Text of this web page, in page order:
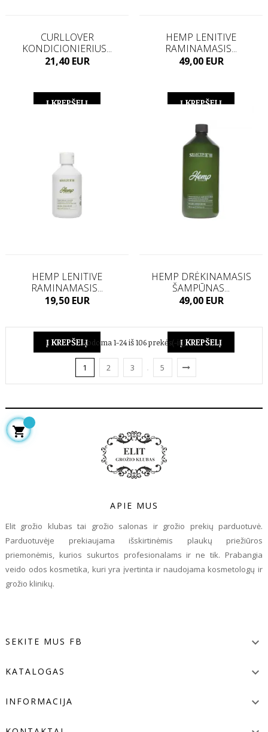
CURLLOVER
KONDICIONIERIUS...
Kaina
21,40 EUR
Į KREPŠELĮ
HEMP LENITIVE
RAMINAMASIS...
Kaina
49,00 EUR
Į KREPŠELĮ
HEMP LENITIVE
RAMINAMASIS...
Kaina
19,50 EUR
Į KREPŠELĮ
HEMP DRĖKINAMASIS
ŠAMPŪNAS...
Kaina
49,00 EUR
Į KREPŠELĮ
Rodoma 1-24 iš 106 prekės(-ių)
1 2 3 5
APIE MUS
Elit grožio klubas tai grožio salonas ir grožio prekių parduotuvė.
Parduotuvėje prekiaujama išskirtinėmis plaukų priežiūros
priemonėmis, kurios sukurtos profesionalams ir ne tik. Prabangia
veido odos kosmetika, kuri yra įvertinta ir naudojama kosmetologų ir
grožio klinikų.
SEKITE MUS FB 
KATALOGAS 
INFORMACIJA 
